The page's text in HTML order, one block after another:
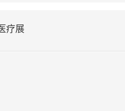
疗展